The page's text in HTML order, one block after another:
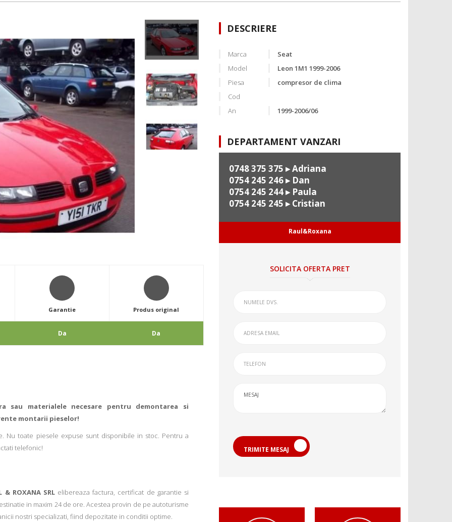
Garantie
Da
Produs original
Da
sau materialele necesare pentru demontarea si
montarii pieselor!
Nu toate piesele expuse sunt disponibile in stoc. Pentru a
telefonic!
& ROXANA SRLelibereaza factura, certificat de garantie si
in maxim 24 de ore. Acestea provin de pe autoturisme
nostri specializati, fiind depozitate in conditii optime.
DESCRIERE
Marca
Seat
Model
Leon 1M1 1999-2006
Piesa
compresor de clima
Cod
An
1999-2006/06
DEPARTAMENT VANZARI
0748 375 375 ▸ Adriana
0754 245 246▸ Dan
0754 245 244▸ Paula
0754 245 245 ▸ Cristian
Raul&Roxana
SOLICITA OFERTA PRET
TRIMITE MESAJ